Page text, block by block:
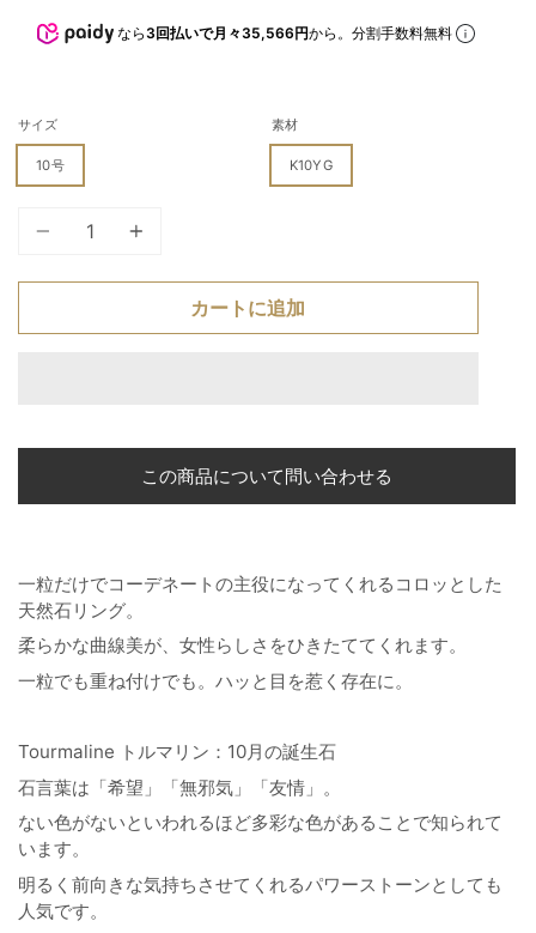
なら 3回払いで月々35,566円から。分割手数料無料
サイズ
10号
素材
K10YG
カートに追加
この商品について問い合わせる
一粒だけでコーデネートの主役になってくれるコロッとした
天然石リング。
柔らかな曲線美が、女性らしさをひきたててくれます。
一粒でも重ね付けでも。ハッと目を惹く存在に。
Tourmaline トルマリン：10月の誕生石
石言葉は「希望」「無邪気」「友情」。
ない色がないといわれるほど多彩な色があることで知られて
います。
明るく前向きな気持ちさせてくれるパワーストーンとしても
人気です。